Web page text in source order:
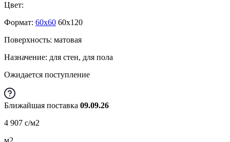
Цвет:
Формат: 60x60 60x120
Поверхность: матовая
Назначение: для стен, для пола
Ожидается поступление
Ближайшая поставка 09.09.26
4 907 c/м2